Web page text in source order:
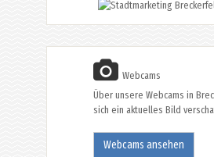
Webcams
Über unsere Webcams in
sich ein aktuelles Bild
Webcams ansehen